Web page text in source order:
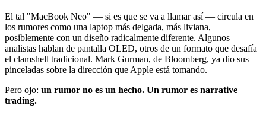
El tal "MacBook Neo" — si es que se va a llamar así — circula en
los rumores como una laptop más delgada, más liviana,
posiblemente con un diseño radicalmente diferente. Algunos
analistas hablan de pantalla OLED, otros de un formato que desafía
el clamshell tradicional. Mark Gurman, de Bloomberg, ya dio sus
pinceladas sobre la dirección que Apple está tomando.
Pero ojo: un rumor no es un hecho. Un rumor es narrative
trading.